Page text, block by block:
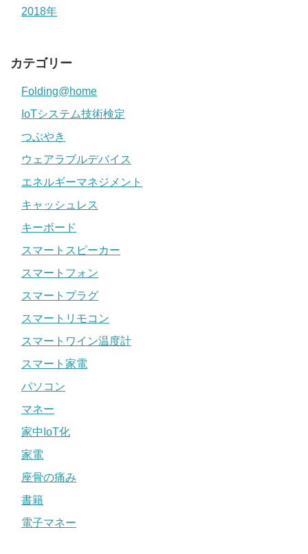
2018年
カテゴリー
Folding@home
IoTシステム技術検定
つぶやき
ウェアラブルデバイス
エネルギーマネジメント
キャッシュレス
キーボード
スマートスピーカー
スマートフォン
スマートプラグ
スマートリモコン
スマートワイン温度計
スマート家電
パソコン
マネー
家中IoT化
家電
座骨の痛み
書籍
電子マネー